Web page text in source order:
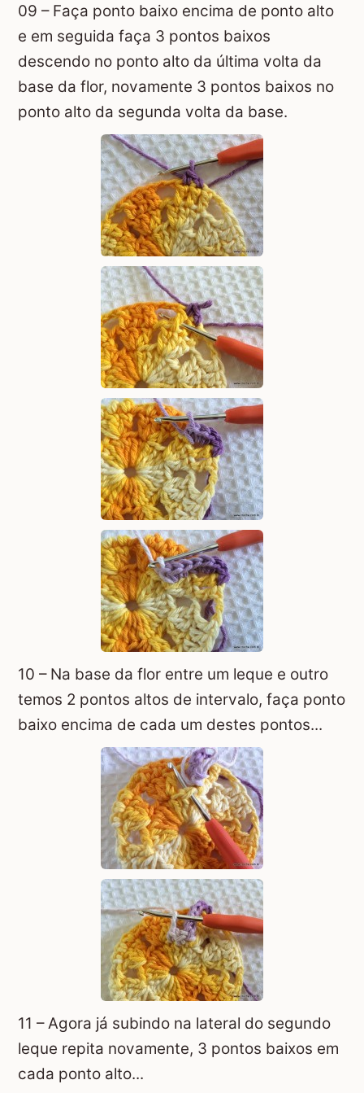
09 – Faça ponto baixo encima de ponto alto
e em seguida faça 3 pontos baixos
descendo no ponto alto da última volta da
base da flor, novamente 3 pontos baixos no
ponto alto da segunda volta da base.
10 – Na base da flor entre um leque e outro
temos 2 pontos altos de intervalo, faça ponto
baixo encima de cada um destes pontos...
11 – Agora já subindo na lateral do segundo
leque repita novamente, 3 pontos baixos em
cada ponto alto...